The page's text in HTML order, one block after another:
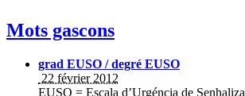
Mots gascons
grad EUSO / degré EUSO
22 février 2012
EUSO = Escala d’Urgéncia de